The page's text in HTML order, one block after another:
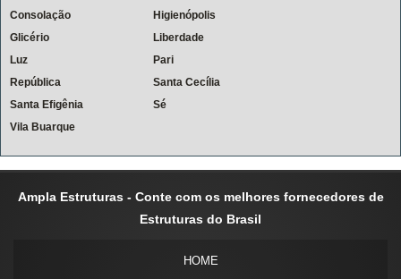
Consolação
Higienópolis
Glicério
Liberdade
Luz
Pari
República
Santa Cecília
Santa Efigênia
Sé
Vila Buarque
Ampla Estruturas - Conte com os melhores fornecedores de
Estruturas do Brasil
HOME